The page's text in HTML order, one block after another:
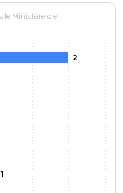
le Ministère de
2
1